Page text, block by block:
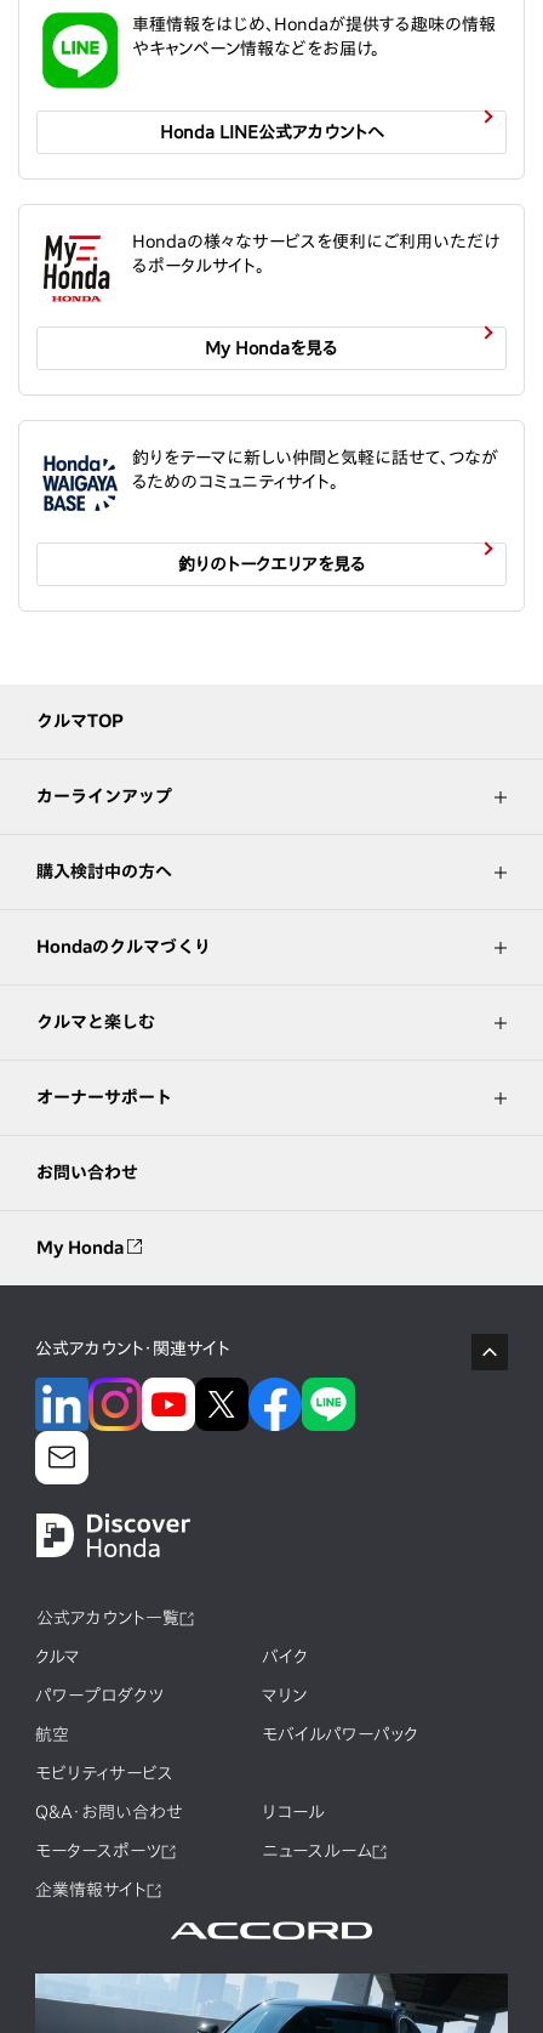
車種情報をはじめ、Hondaが提供する趣味の情報
やキャンペーン情報などをお届け。
Honda LINE公式アカウントへ
Hondaの様々なサービスを便利にご利用いただけ
るポータルサイト。
My Hondaを見る
釣りをテーマに新しい仲間と気軽に話せて、つなが
るためのコミュニティサイト。
釣りのトークエリアを見る
クルマTOP
カーラインアップ
購入検討中の方へ
Hondaのクルマづくり
クルマと楽しむ
オーナーサポート
お問い合わせ
My Honda
公式アカウント・関連サイト
公式アカウント一覧
クルマ バイク
パワープロダクツ マリン
航空 モバイルパワーパック
モビリティサービス
Q&A・お問い合わせ リコール
モータースポーツ ニュースルーム
企業情報サイト